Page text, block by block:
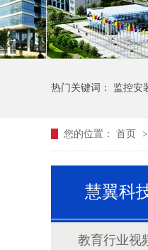
热门关键词： 监控安
您的位置： 首页 >
慧翼科
教育行业视